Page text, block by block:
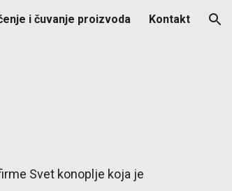
i čuvanje proizvoda Kontakt
Svet konoplje koja je